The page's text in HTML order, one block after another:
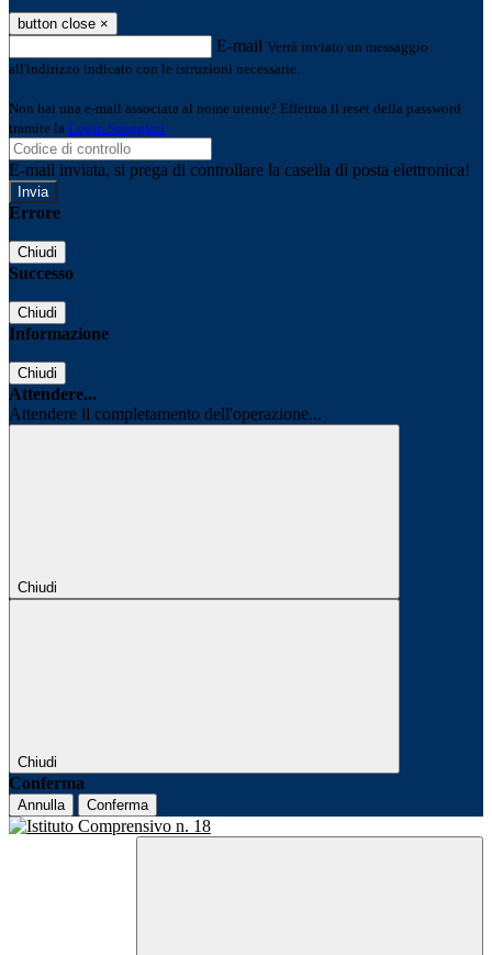
button close ×
E-mail Verrà inviato un messaggio
all'indirizzo indicato con le istruzioni necessarie.
Non hai una e-mail associata al nome utente? Effettua il reset della password
tramite la Login Spaggiari
E-mail inviata, si prega di controllare la casella di posta elettronica!
Errore
Chiudi
Successo
Chiudi
Informazione
Chiudi
Attendere...
Attendere il completamento dell'operazione...
Chiudi
Chiudi
Conferma
Annulla Conferma